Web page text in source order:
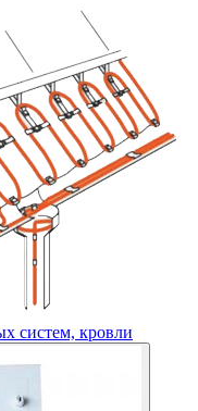
систем, кровли